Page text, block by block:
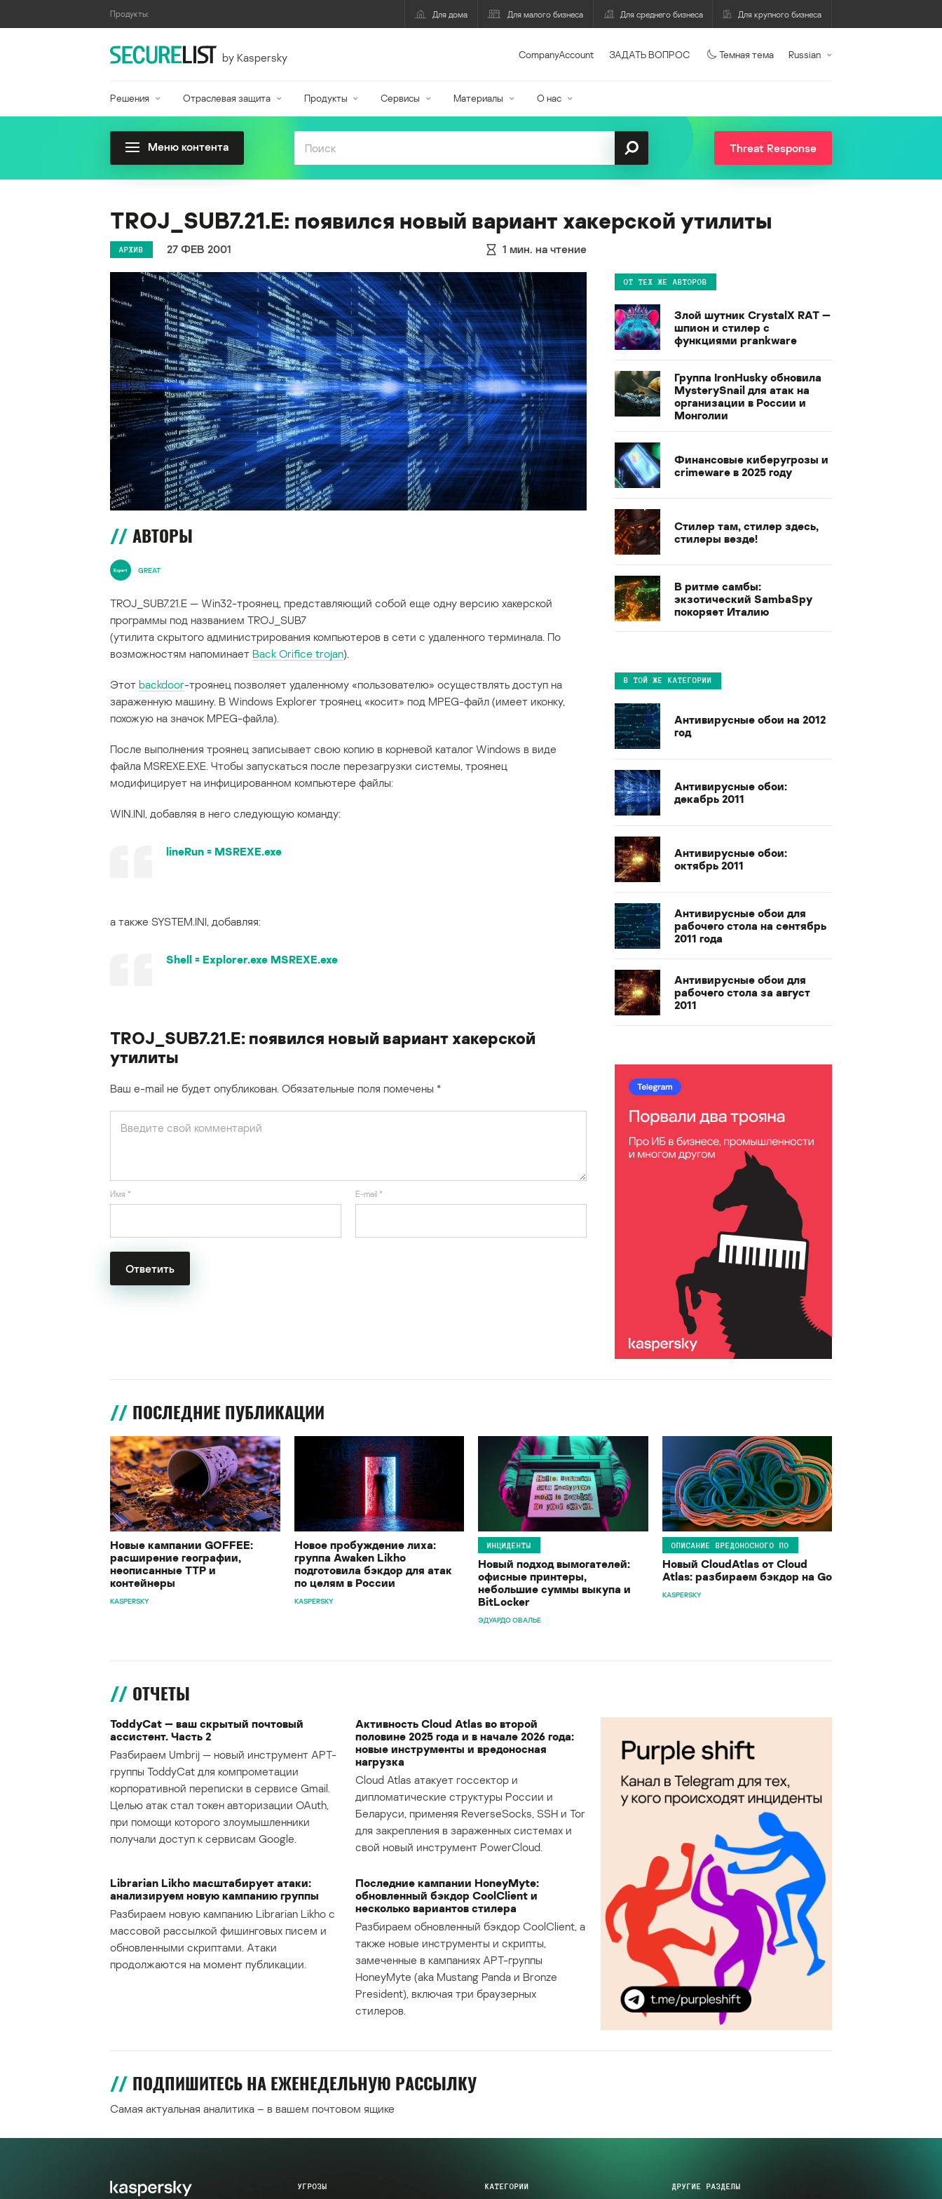
Продукты: Для дома Для малого бизнеса Для среднего бизнеса Для крупного бизнеса
by Kaspersky CompanyAccount ЗАДАТЬ ВОПРОС Темная тема Russian
Решения Отраслевая защита Продукты Сервисы Материалы О нас
Меню контента Threat Response
TROJ_SUB7.21.E: появился новый вариант хакерской утилиты
АРХИВ 27 ФЕВ 2001 1 мин. на чтение
АВТОРЫ
GREAT
TROJ_SUB7.21.E — Win32-троянец, представляющий собой еще одну версию хакерской
программы под названием TROJ_SUB7
(утилита скрытого администрирования компьютеров в сети с удаленного терминала. По
возможностям напоминает Back Orifice trojan).
Этот backdoor-троянец позволяет удаленному «пользователю» осуществлять доступ на
зараженную машину. В Windows Explorer троянец «косит» под MPEG-файл (имеет иконку,
похожую на значок MPEG-файла).
После выполнения троянец записывает свою копию в корневой каталог Windows в виде
файла MSREXE.EXE. Чтобы запускаться после перезагрузки системы, троянец
модифицирует на инфицированном компьютере файлы:
WIN.INI, добавляя в него следующую команду:
lineRun = MSREXE.exe
а также SYSTEM.INI, добавляя:
Shell = Explorer.exe MSREXE.exe
TROJ_SUB7.21.E: появился новый вариант хакерской
утилиты
Ваш e-mail не будет опубликован. Обязательные поля помечены *
Имя * E-mail *
ОТ ТЕХ ЖЕ АВТОРОВ
Злой шутник CrystalX RAT —
шпион и стилер с
функциями prankware
Группа IronHusky обновила
MysterySnail для атак на
организации в России и
Монголии
Финансовые киберугрозы и
crimeware в 2025 году
Стилер там, стилер здесь,
стилеры везде!
В ритме самбы:
экзотический SambaSpy
покоряет Италию
В ТОЙ ЖЕ КАТЕГОРИИ
Антивирусные обои на 2012
год
Антивирусные обои:
декабрь 2011
Антивирусные обои:
октябрь 2011
Антивирусные обои для
рабочего стола на сентябрь
2011 года
Антивирусные обои для
рабочего стола за август
2011
ПОСЛЕДНИЕ ПУБЛИКАЦИИ
Новые кампании GOFFEE:
расширение географии,
неописанные TTP и
контейнеры
KASPERSKY
Новое пробуждение лиха:
группа Awaken Likho
подготовила бэкдор для атак
по целям в России
KASPERSKY
ИНЦИДЕНТЫ
Новый подход вымогателей:
офисные принтеры,
небольшие суммы выкупа и
BitLocker
ЭДУАРДО ОВАЛЬЕ
ОПИСАНИЕ ВРЕДОНОСНОГО ПО
Новый CloudAtlas от Cloud
Atlas: разбираем бэкдор на Go
KASPERSKY
ОТЧЕТЫ
ToddyCat — ваш скрытый почтовый
ассистент. Часть 2
Разбираем Umbrij — новый инструмент APT-
группы ToddyCat для компрометации
корпоративной переписки в сервисе Gmail.
Целью атак стал токен авторизации OAuth,
при помощи которого злоумышленники
получали доступ к сервисам Google.
Активность Cloud Atlas во второй
половине 2025 года и в начале 2026 года:
новые инструменты и вредоносная
нагрузка
Cloud Atlas атакует госсектор и
дипломатические структуры России и
Беларуси, применяя ReverseSocks, SSH и Tor
для закрепления в зараженных системах и
свой новый инструмент PowerCloud.
Librarian Likho масштабирует атаки:
анализируем новую кампанию группы
Разбираем новую кампанию Librarian Likho с
массовой рассылкой фишинговых писем и
обновленными скриптами. Атаки
продолжаются на момент публикации.
Последние кампании HoneyMyte:
обновленный бэкдор CoolClient и
несколько вариантов стилера
Разбираем обновленный бэкдор CoolClient, а
также новые инструменты и скрипты,
замеченные в кампаниях APT-группы
HoneyMyte (aka Mustang Panda и Bronze
President), включая три браузерных
стилеров.
ПОДПИШИТЕСЬ НА ЕЖЕНЕДЕЛЬНУЮ РАССЫЛКУ
Самая актуальная аналитика – в вашем почтовом ящике
УГРОЗЫ КАТЕГОРИИ ДРУГИЕ РАЗДЕЛЫ